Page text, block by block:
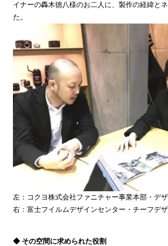
イナーの轟木徳八様のお二人に、製作の経緯と
た。
左：コクヨ株式会社ファニチャー事業本部・デ
右：富士フイルムデザインセンター・チーフデ
◆ その空間に求められた役割